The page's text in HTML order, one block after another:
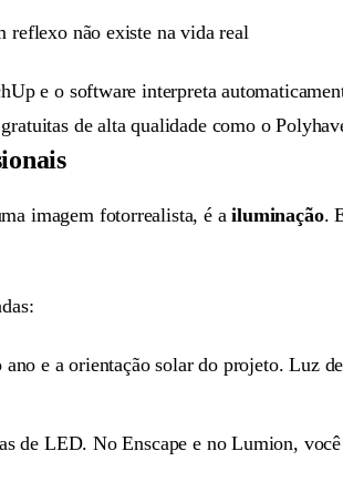
não existe na vida real
e o software interpreta
de alta qualidade como o
imagem fotorrealista, é ailuminação.
e a orientação solar do projeto. Luz
de LED. No Enscape e no Lumion,